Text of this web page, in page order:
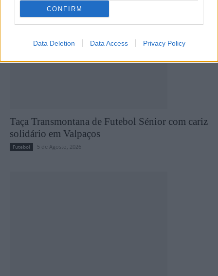
CONFIRM
Data Deletion Data Access Privacy Policy
Taça Transmontana de Futebol Sénior com cariz
solidário em Valpaços
Futebol 5 de Agosto, 2026